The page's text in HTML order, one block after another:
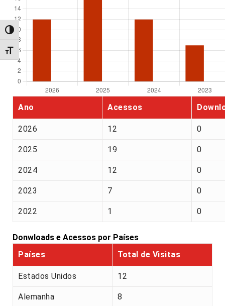
Alternar alto contraste
Alternar tamanho da fonte
Ano Acessos
2026 12 0
2025 19 0
2024 12 0
2023 7 0
2022 1 0
Donwloads e Acessos por Países
Países
Total de Visitas
Estados Unidos 12
Alemanha 8